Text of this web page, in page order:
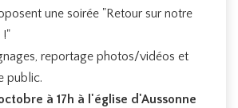
une soirée "Retour sur notre
!"
reportage photos/vidéos et
public.
à 17h à l'église d'Aussonne